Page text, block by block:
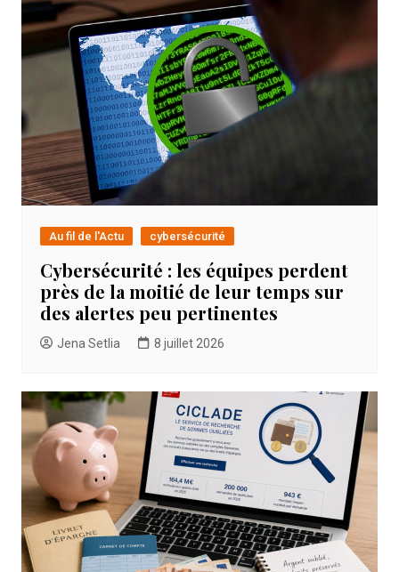
Au fil de l'Actu cybersécurité
Cybersécurité : les équipes perdent
près de la moitié de leur temps sur
des alertes peu pertinentes
Jena Setlia 8 juillet 2026